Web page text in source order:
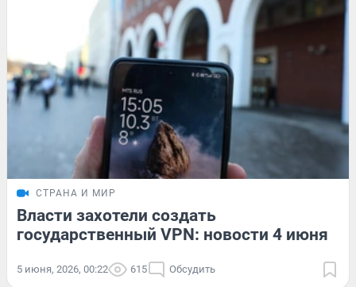
СТРАНА И МИР
Власти захотели создать
государственный VPN: новости 4 июня
5 июня, 2026, 00:22 615 Обсудить